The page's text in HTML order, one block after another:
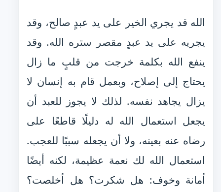
الله قد يجري الخير على يد عبدٍ صالح، وقد
يجريه على يد عبدٍ مقصر ستره الله. وقد
ينفع الله بكلمة خرجت من قلبٍ ما زال
يحتاج إلى إصلاح، وبعمل قام به إنسان لا
يزال يجاهد نفسه. لذلك لا يجوز للعبد أن
يجعل استعمال الله له دليلًا قاطعًا على
رضاه عنه بعينه، ولا أن يجعله سببًا للعجب.
استعمال الله لك نعمة عظيمة، لكنه أيضًا
أمانة وخوف: هل شكرت؟ هل أخلصت؟